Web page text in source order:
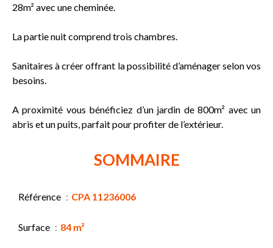
28m² avec une cheminée.
La partie nuit comprend trois chambres.
Sanitaires à créer offrant la possibilité d’aménager selon vos
besoins.
A proximité vous bénéficiez d’un jardin de 800m² avec un
abris et un puits, parfait pour profiter de l’extérieur.
SOMMAIRE
Référence CPA 11236006
Surface 84 m²